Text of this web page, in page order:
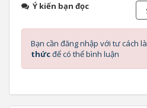
Ý kiến bạn đọc
Bạn cần đăng nhập với tư cách là
thứcđể có thể bình luận